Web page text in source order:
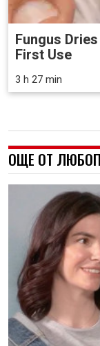
Fungus
First Use
3 h 27 min
ОЩЕ ОТ